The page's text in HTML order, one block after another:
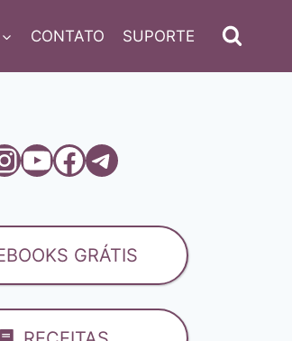
CONTATO SUPORTE
Youtube
Facebook
Telegram
GRÁTIS